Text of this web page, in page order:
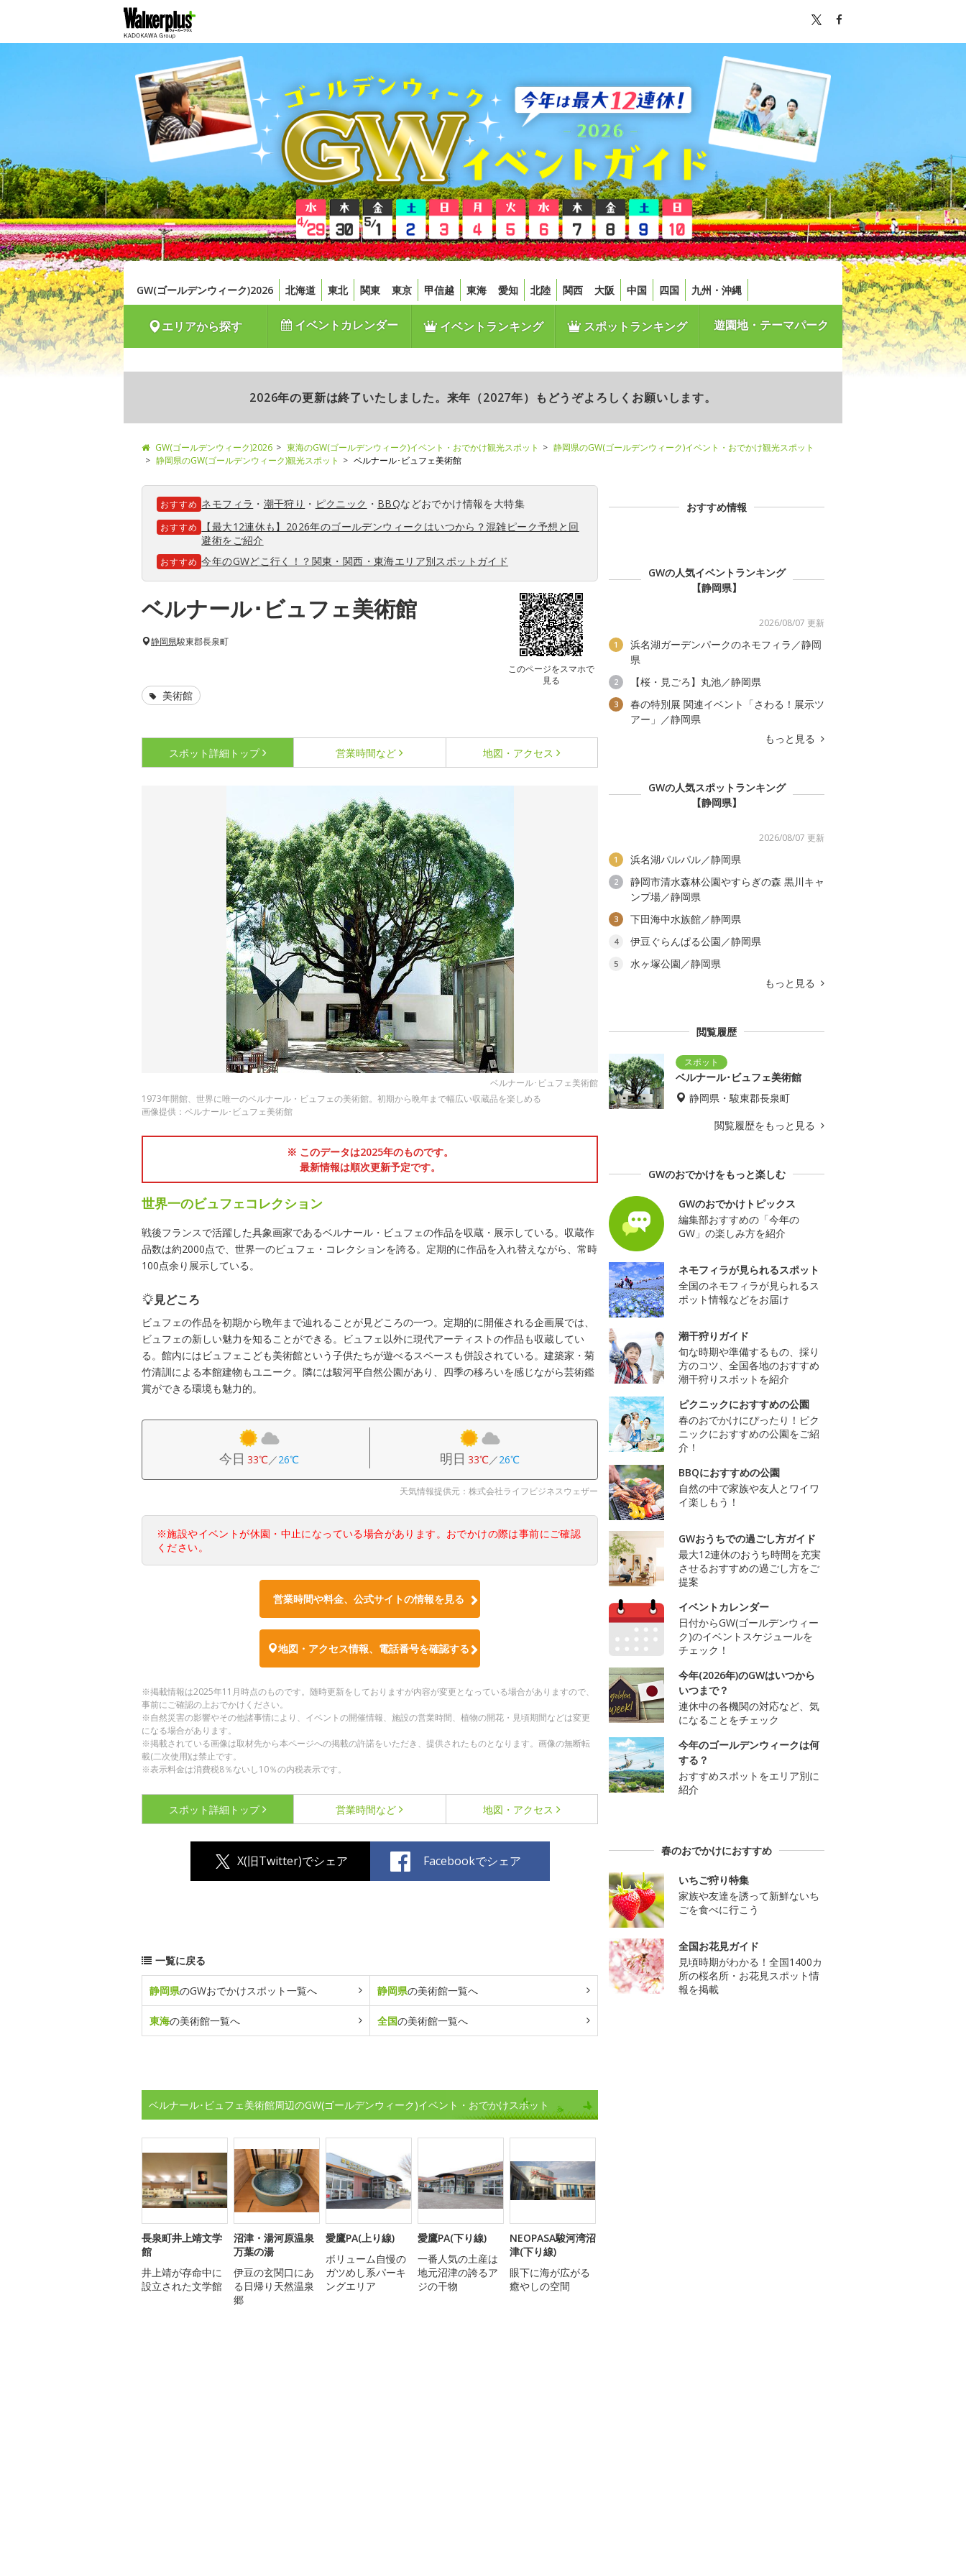
GW(ゴールデンウィーク)2026 北海道 東北 関東 東京 甲信越 東海 愛知 北陸 関西 大阪 中国 四国 九州・沖縄
エリアから探す イベントカレンダー イベントランキング スポットランキング 遊園地・テーマパーク
2026年の更新は終了いたしました。来年（2027年）もどうぞよろしくお願いします。
GW(ゴールデンウィーク)2026 東海のGW(ゴールデンウィーク)イベント・おでかけ観光スポット
静岡県のGW(ゴールデンウィーク)イベント・おでかけ観光スポット
静岡県のGW(ゴールデンウィーク)観光スポット
ベルナール･ビュフェ美術館
おすすめ ネモフィラ ・ 潮干狩り ・ ピクニック ・ BBQなどおでかけ情報を大特集
おすすめ
【最大12連休も】2026年のゴールデンウィークはいつから？混雑ピーク予想と回
避術をご紹介
おすすめ 今年のGWどこ行く！？関東・関西・東海エリア別スポットガイド
ベルナール･ビュフェ美術館
このページをスマホで
見る
静岡県駿東郡長泉町
美術館
スポット詳細 トップ 営業時間など 地図・アクセス
ベルナール･ビュフェ美術館
1973年開館、世界に唯一のベルナール・ビュフェの美術館。初期から晩年まで幅広い収蔵品を楽しめる
画像提供：ベルナール･ビュフェ美術館
※ このデータは2025年のものです。
最新情報は順次更新予定です。
世界一のビュフェコレクション
戦後フランスで活躍した具象画家であるベルナール・ビュフェの作品を収蔵・展示している。収蔵作
品数は約2000点で、世界一のビュフェ・コレクションを誇る。定期的に作品を入れ替えながら、常時
100点余り展示している。
見どころ
ビュフェの作品を初期から晩年まで辿れることが見どころの一つ。定期的に開催される企画展では、
ビュフェの新しい魅力を知ることができる。ビュフェ以外に現代アーティストの作品も収蔵してい
る。館内にはビュフェこども美術館という子供たちが遊べるスペースも併設されている。建築家・菊
竹清訓による本館建物もユニーク。隣には駿河平自然公園があり、四季の移ろいを感じながら芸術鑑
賞ができる環境も魅力的。
今日 33℃／26℃ 明日 33℃／26℃
天気情報提供元：株式会社ライフビジネスウェザー
※施設やイベントが休園・中止になっている場合があります。おでかけの際は事前にご確認
ください。
営業時間や料金、公式サイトの情報を見る
地図・アクセス情報、電話番号を確認する
※掲載情報は2025年11月時点のものです。随時更新をしておりますが内容が変更となっている場合がありますので、
事前にご確認の上おでかけください。
※自然災害の影響やその他諸事情により、イベントの開催情報、施設の営業時間、植物の開花・見頃期間などは変更
になる場合があります。
※掲載されている画像は取材先から本ページへの掲載の許諾をいただき、提供されたものとなります。画像の無断転
載(二次使用)は禁止です。
※表示料金は消費税8％ないし10％の内税表示です。
スポット詳細 トップ 営業時間など 地図・アクセス
X(旧Twitter)でシェア Facebookでシェア
一覧に戻る
静岡県のGWおでかけスポット一覧へ 静岡県の美術館一覧へ
東海の美術館一覧へ 全国の美術館一覧へ
ベルナール･ビュフェ美術館周辺のGW(ゴールデンウィーク)イベント・おでかけスポット
長泉町井上靖文学
館
井上靖が存命中に
設立された文学館
沼津・湯河原温泉
万葉の湯
伊豆の玄関口にあ
る日帰り天然温泉
郷
愛鷹PA(上り線)
ボリューム自慢の
ガツめし系パーキ
ングエリア
愛鷹PA(下り線)
一番人気の土産は
地元沼津の誇るア
ジの干物
NEOPASA駿河湾沼
津(下り線)
眼下に海が広がる
癒やしの空間
おすすめ情報
GWの人気イベントランキング
【静岡県】
2026/08/07 更新
1
浜名湖ガーデンパークのネモフィラ／静岡
県
2 【桜・見ごろ】丸池／静岡県
3
春の特別展 関連イベント「さわる！展示ツ
アー」／静岡県
もっと見る
GWの人気スポットランキング
【静岡県】
2026/08/07 更新
1 浜名湖パルパル／静岡県
2
静岡市清水森林公園やすらぎの森 黒川キャ
ンプ場／静岡県
3 下田海中水族館／静岡県
4 伊豆ぐらんぱる公園／静岡県
5
水ヶ塚公園／静岡県
もっと見る
閲覧履歴
ベルナール･ビュフェ美術館
静岡県・駿東郡長泉町
閲覧履歴をもっと見る
GWのおでかけをもっと楽しむ
GWのおでかけトピックス
編集部おすすめの「今年の
GW」の楽しみ方を紹介
ネモフィラが見られるスポット
全国のネモフィラが見られるス
ポット情報などをお届け
潮干狩りガイド
旬な時期や準備するもの、採り
方のコツ、全国各地のおすすめ
潮干狩りスポットを紹介
ピクニックにおすすめの公園
春のおでかけにぴったり！ピク
ニックにおすすめの公園をご紹
介！
BBQにおすすめの公園
自然の中で家族や友人とワイワ
イ楽しもう！
GWおうちでの過ごし方ガイド
最大12連休のおうち時間を充実
させるおすすめの過ごし方をご
提案
イベントカレンダー
日付からGW(ゴールデンウィー
ク)のイベントスケジュールを
チェック！
今年(2026年)のGWはいつから
いつまで？
連休中の各機関の対応など、気
になることをチェック
今年のゴールデンウィークは何
する？
おすすめスポットをエリア別に
紹介
春のおでかけにおすすめ
いちご狩り特集
家族や友達を誘って新鮮ないち
ごを食べに行こう
全国お花見ガイド
見頃時期がわかる！全国1400カ
所の桜名所・お花見スポット情
報を掲載